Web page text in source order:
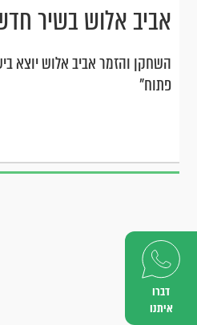
דברו
איתנו
אביב אלוש בשיר
השחקן והזמר אביב אלוש יוצא
פתוח"